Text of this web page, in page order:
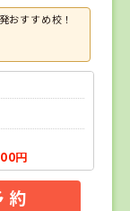
おすすめ校！
円
約